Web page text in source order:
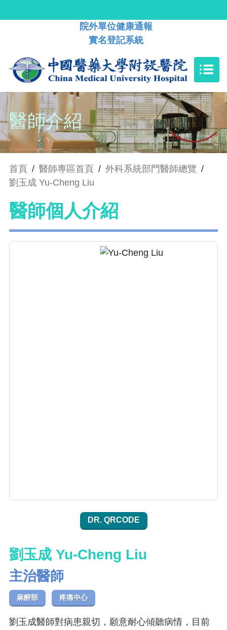
院外單位健康通報
實名登記系統
醫師介紹
首頁 / 醫師專區首頁 / 外科系統部門醫師總覽 /
劉玉成 Yu-Cheng Liu
醫師個人介紹
DR. QRCODE
劉玉成 Yu-Cheng Liu
主治醫師
麻醉部 疼痛中心
劉玉成醫師對病患親切，願意耐心傾聽病情，目前